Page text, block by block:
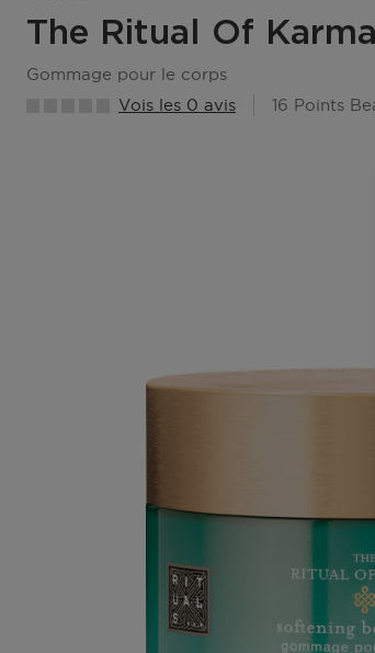
The Ritual Of Karma
gommage pour le corps
Vois les 0 avis
16 Points